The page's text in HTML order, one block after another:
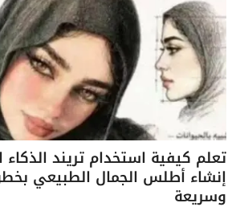
تعلم كيفية استخدام تريند
إنشاء أطلس الجمال الطبيعي
وسريعة